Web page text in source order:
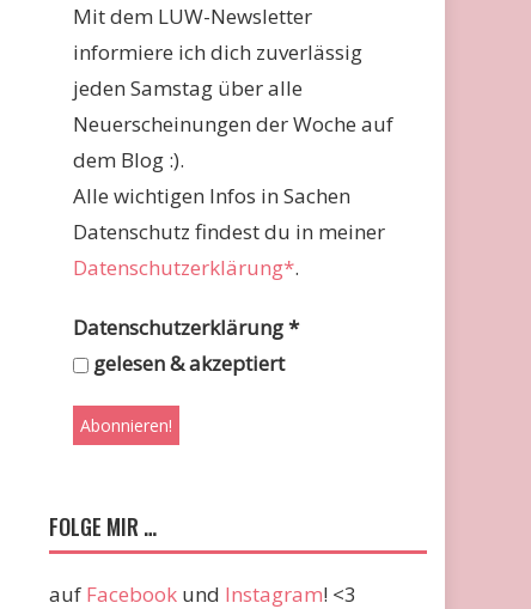
Mit dem LUW-Newsletter
informiere ich dich zuverlässig
jeden Samstag über alle
Neuerscheinungen der Woche auf
dem Blog :).
Alle wichtigen Infos in Sachen
Datenschutz findest du in meiner
Datenschutzerklärung*.
Datenschutzerklärung*
gelesen & akzeptiert
FOLGE MIR …
auf Facebook und Instagram! <3